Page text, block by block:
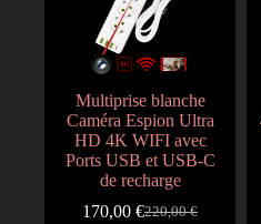
Multiprise blanche
Caméra Espion Ultra
HD 4K WIFI avec
Ports USB et USB-C
de recharge
220,00€
170,00€